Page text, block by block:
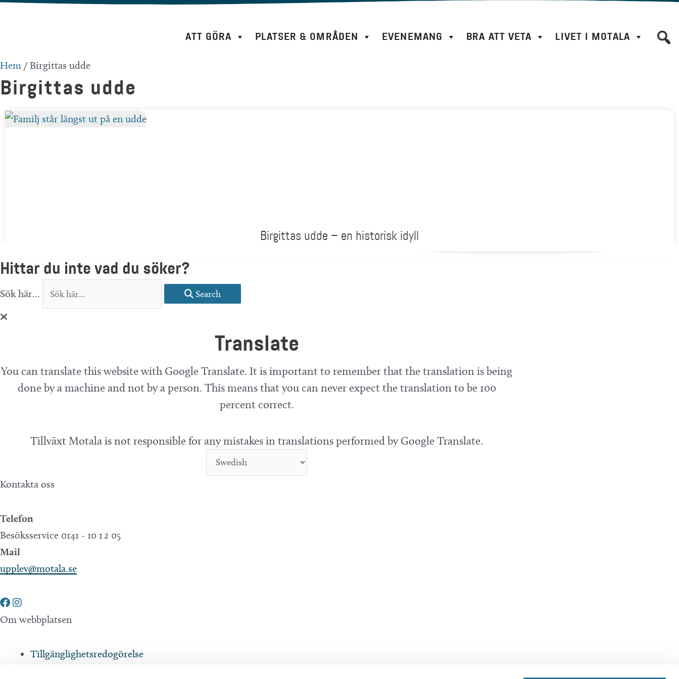
ATT GÖRA PLATSER & OMRÅDEN EVENEMANG BRA ATT VETA LIVET I MOTALA
Hem / Birgittas udde
Birgittas udde
Birgittas udde – en historisk idyll
Hittar du inte vad du söker?
Sök här... Search
Translate
You can translate this website with Google Translate. It is important to remember that the translation is being
done by a machine and not by a person. This means that you can never expect the translation to be 100
percent correct.
Tillväxt Motala is not responsible for any mistakes in translations performed by Google Translate.
Kontakta oss
Telefon
Besöksservice 0141 - 10 1 2 05
Mail
upplev@motala.se
Om webbplatsen
Tillgänglighetsredogörelse